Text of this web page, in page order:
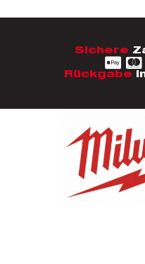
Sichere
Rückgabe